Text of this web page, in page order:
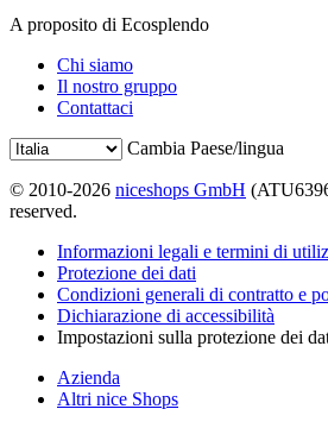
A proposito di Ecosplendo
Chi siamo
Il nostro gruppo
Contattaci
Cambia Paese/lingua
© 2010-2026 niceshops GmbH
reserved.
Informazioni legali e termini di
Protezione dei dati
Condizioni generali di contratto e
Dichiarazione di accessibilità
Impostazioni sulla protezione dei
Azienda
Altri nice Shops